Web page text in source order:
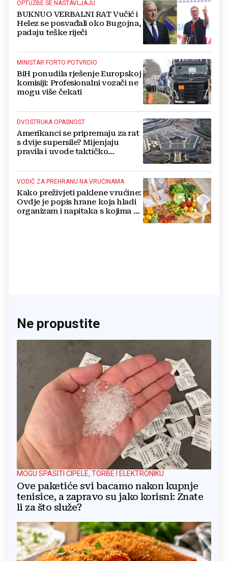
OPTUŽBE SE NASTAVLJAJU
BUKNUO VERBALNI RAT Vučić i
Helez se posvađali oko Bugojna,
padaju teške riječi
MINISTAR FORTO POTVRDIO
BiH ponudila rješenje Europskoj
komisiji: Profesionalni vozači ne
mogu više čekati
DVOSTRUKA OPASNOST
Amerikanci se pripremaju za rat
s dvije supersile? Mijenjaju
pravila i uvode taktičko
VODIČ ZA PREHRANU NA VRUĆINAMA
Kako preživjeti paklene vrućine:
Ovdje je popis hrane koja hladi
organizam i napitaka s kojima si
Ne propustite
MOGU SPASITI CIPELE, TORBE I ELEKTRONIKU
Ove paketiće svi bacamo nakon kupnje
tenisice, a zapravo su jako korisni: Znate
li za što služe?